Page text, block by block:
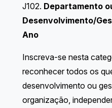
J102. Departamento
Desenvolvimento/
Ano
Inscreva-se nesta
reconhecer todos os
desenvolvimento ou
organização,